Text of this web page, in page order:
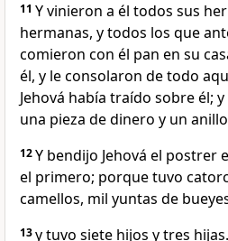
11 Y vinieron a él todos sus
hermanas, y todos los que
comieron con él pan en su
él, y le consolaron de todo
Jehová había traído sobre él;
una pieza de dinero y un
12Y bendijo Jehová el postrer
el primero; porque tuvo
camellos, mil yuntas de
13y tuvo siete hijos y tres hijas.